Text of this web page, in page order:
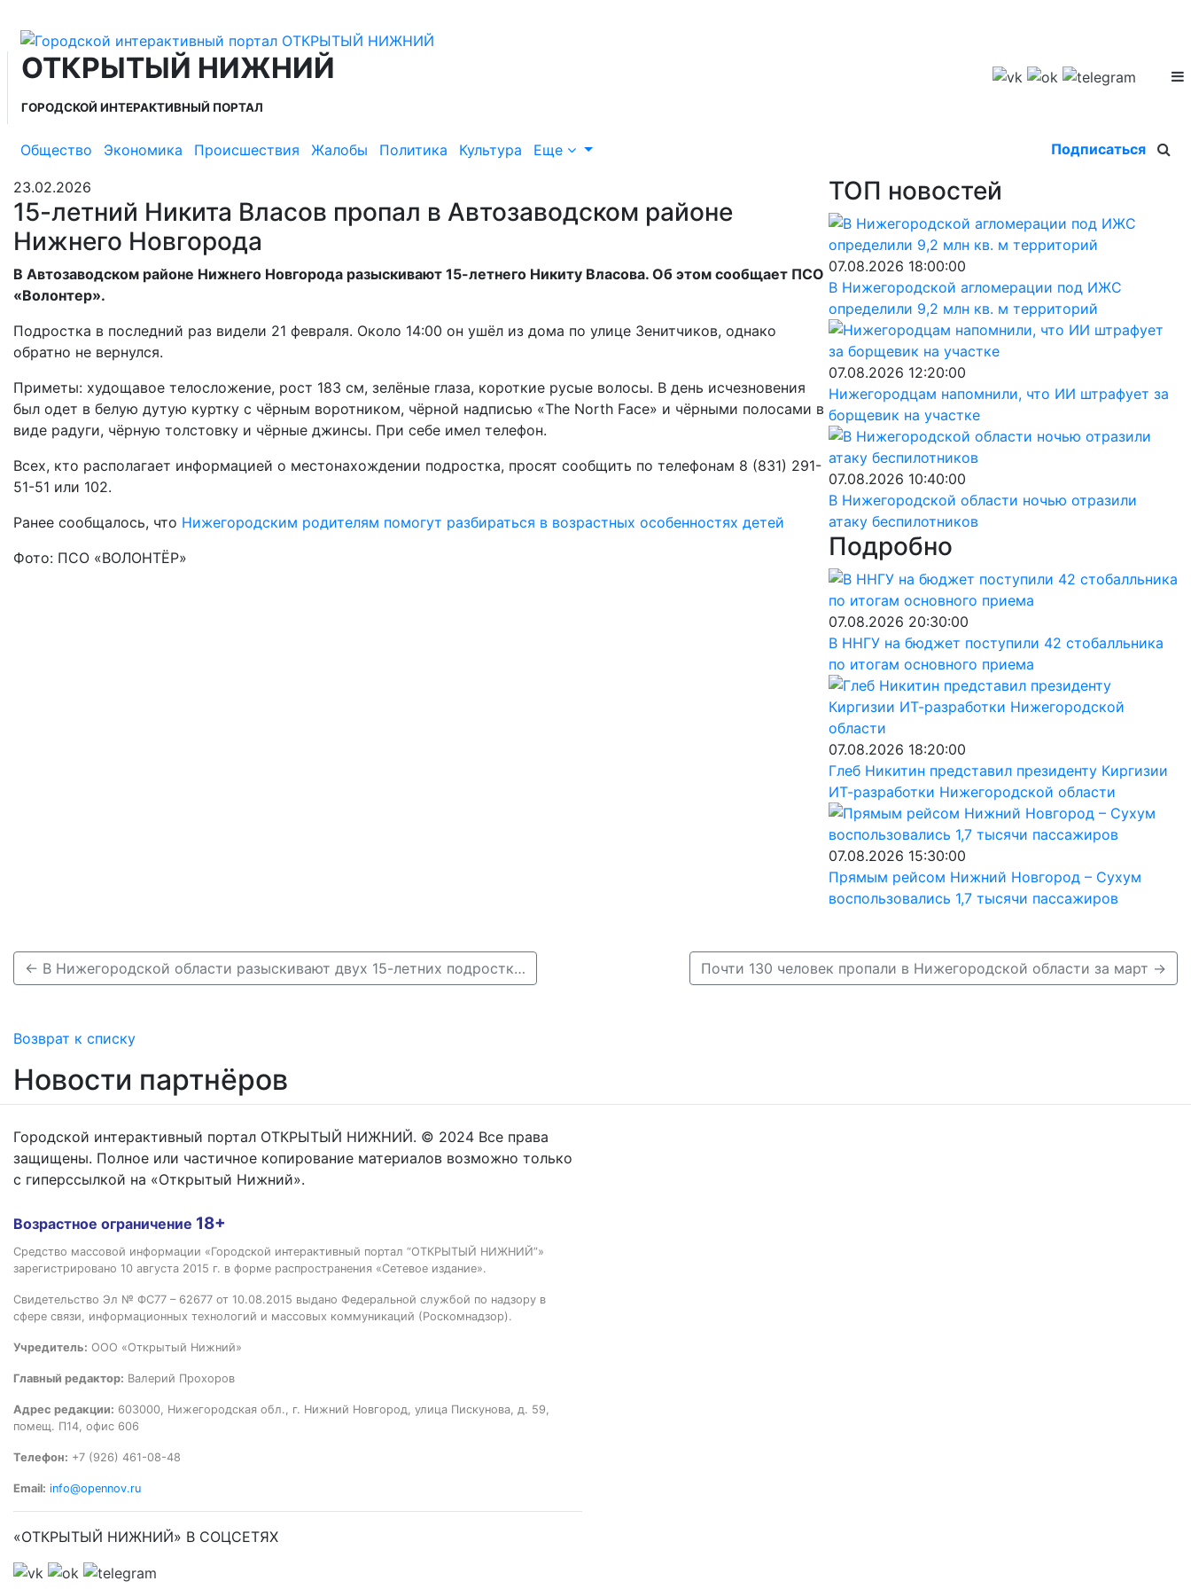
ОТКРЫТЫЙ НИЖНИЙ
ГОРОДСКОЙ ИНТЕРАКТИВНЫЙ ПОРТАЛ
Общество Экономика Происшествия Жалобы Политика Культура Еще Подписаться
23.02.2026
15-летний Никита Власов пропал в Автозаводском районе
Нижнего Новгорода
В Автозаводском районе Нижнего Новгорода разыскивают 15-летнего Никиту Власова. Об этом сообщает ПСО
«Волонтер».
Подростка в последний раз видели 21 февраля. Около 14:00 он ушёл из дома по улице Зенитчиков, однако
обратно не вернулся.
Приметы: худощавое телосложение, рост 183 см, зелёные глаза, короткие русые волосы. В день исчезновения
был одет в белую дутую куртку с чёрным воротником, чёрной надписью «The North Face» и чёрными полосами в
виде радуги, чёрную толстовку и чёрные джинсы. При себе имел телефон.
Всех, кто располагает информацией о местонахождении подростка, просят сообщить по телефонам 8 (831) 291-
51-51 или 102.
Ранее сообщалось, что Нижегородским родителям помогут разбираться в возрастных особенностях детей
Фото: ПСО «ВОЛОНТЁР»
ТОП новостей
07.08.2026 18:00:00
В Нижегородской агломерации под ИЖС
определили 9,2 млн кв. м территорий
07.08.2026 12:20:00
Нижегородцам напомнили, что ИИ штрафует за
борщевик на участке
07.08.2026 10:40:00
В Нижегородской области ночью отразили
атаку беспилотников
Подробно
07.08.2026 20:30:00
В ННГУ на бюджет поступили 42 стобалльника
по итогам основного приема
07.08.2026 18:20:00
Глеб Никитин представил президенту Киргизии
ИТ-разработки Нижегородской области
07.08.2026 15:30:00
Прямым рейсом Нижний Новгород – Сухум
воспользовались 1,7 тысячи пассажиров
← В Нижегородской области разыскивают двух 15-летних подростков Почти 130 человек пропали в Нижегородской области за март →
Возврат к списку
Новости партнёров
Городской интерактивный портал ОТКРЫТЫЙ НИЖНИЙ. © 2024 Все права
защищены. Полное или частичное копирование материалов возможно только
с гиперссылкой на «Открытый Нижний».
Возрастное ограничение 18+
Средство массовой информации «Городской интерактивный портал “ОТКРЫТЫЙ НИЖНИЙ”»
зарегистрировано 10 августа 2015 г. в форме распространения «Сетевое издание».
Свидетельство Эл № ФС77 – 62677 от 10.08.2015 выдано Федеральной службой по надзору в
сфере связи, информационных технологий и массовых коммуникаций (Роскомнадзор).
Учредитель: ООО «Открытый Нижний»
Главный редактор: Валерий Прохоров
Адрес редакции: 603000, Нижегородская обл., г. Нижний Новгород, улица Пискунова, д. 59,
помещ. П14, офис 606
Телефон: +7 (926) 461-08-48
Email: info@opennov.ru
«ОТКРЫТЫЙ НИЖНИЙ» В СОЦСЕТЯХ